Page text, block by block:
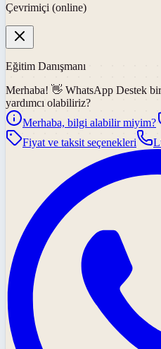
Çevrimiçi (online)
Eğitim Danışmanı
Merhaba! 👋 WhatsApp Destek
yardımcı olabiliriz?
Merhaba, bilgi alabilir miyim?
Fiyat ve taksit seçenekleri